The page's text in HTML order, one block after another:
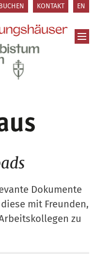
KONTAKT EN
Dokumente
mit Freunden,
zu